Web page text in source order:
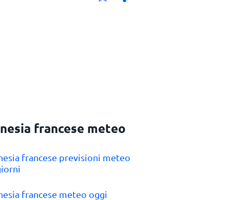
francese meteo
francese previsioni meteo
francese meteo oggi